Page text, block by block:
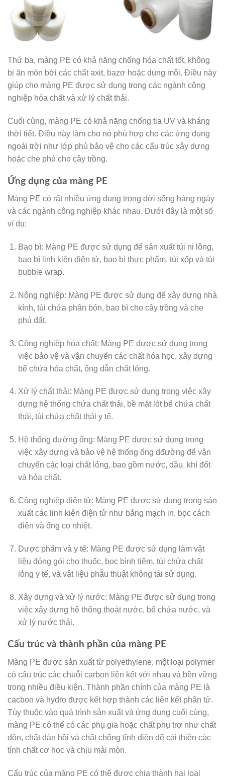
Thứ ba, màng PE có khả năng chống hóa chất tốt, không
bị ăn mòn bởi các chất axit, bazơ hoặc dung môi. Điều này
giúp cho màng PE được sử dụng trong các ngành công
nghiệp hóa chất và xử lý chất thải.
Cuối cùng, màng PE có khả năng chống tia UV và kháng
thời tiết. Điều này làm cho nó phù hợp cho các ứng dụng
ngoài trời như lớp phủ bảo vệ cho các cấu trúc xây dựng
hoặc che phủ cho cây trồng.
Ứng dụng của màng PE
Màng PE có rất nhiều ứng dụng trong đời sống hàng ngày
và các ngành công nghiệp khác nhau. Dưới đây là một số
ví dụ:
Bao bì: Màng PE được sử dụng để sản xuất túi ni lông,
bao bì linh kiện điện tử, bao bì thực phẩm, túi xốp và túi
bubble wrap.
Nông nghiệp: Màng PE được sử dụng để xây dựng nhà
kính, túi chứa phân bón, bao bì cho cây trồng và che
phủ đất.
Công nghiệp hóa chất: Màng PE được sử dụng trong
việc bảo vệ và vận chuyển các chất hóa học, xây dựng
bể chứa hóa chất, ống dẫn chất lỏng.
Xử lý chất thải: Màng PE được sử dụng trong việc xây
dựng hệ thống chứa chất thải, bề mặt lót bể chứa chất
thải, túi chứa chất thải y tế.
Hệ thống đường ống: Màng PE được sử dụng trong
việc xây dựng và bảo vệ hệ thống ống dđường để vận
chuyển các loại chất lỏng, bao gồm nước, dầu, khí đốt
và hóa chất.
Công nghiệp điện tử: Màng PE được sử dụng trong sản
xuất các linh kiện điện tử như bảng mạch in, bọc cách
điện và ống co nhiệt.
Dược phẩm và y tế: Màng PE được sử dụng làm vật
liệu đóng gói cho thuốc, bọc bình tiêm, túi chứa chất
lỏng y tế, và vật liệu phẫu thuật không tái sử dụng.
Xây dựng và xử lý nước: Màng PE được sử dụng trong
việc xây dựng hệ thống thoát nước, bể chứa nước, và
xử lý nước thải.
Cấu trúc và thành phần của màng PE
Màng PE được sản xuất từ polyethylene, một loại polymer
có cấu trúc các chuỗi carbon liên kết với nhau và bền vững
trong nhiều điều kiện. Thành phần chính của màng PE là
cacbon và hydro được kết hợp thành các liên kết phân tử.
Tùy thuộc vào quá trình sản xuất và ứng dụng cuối cùng,
màng PE có thể có các phụ gia hoặc chất phụ trợ như chất
độn, chất đàn hồi và chất chống tĩnh điện để cải thiện các
tính chất cơ học và chịu mài mòn.
Cấu trúc của màng PE có thể được chia thành hai loại